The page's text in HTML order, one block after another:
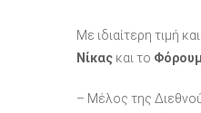
Με ιδιαίτερη τιμή
Νίκας και το
– Μέλος της